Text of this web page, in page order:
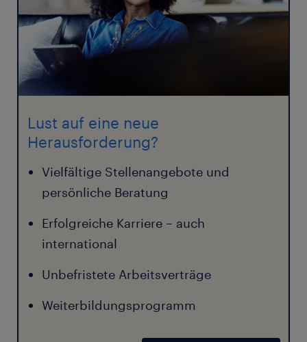
Lust auf eine neue
Herausforderung?
Vielfältige Stellenangebote und
persönliche Beratung
Erfolgreiche Karriere – auch
international
Unbefristete Arbeitsverträge
Weiterbildungsprogramm